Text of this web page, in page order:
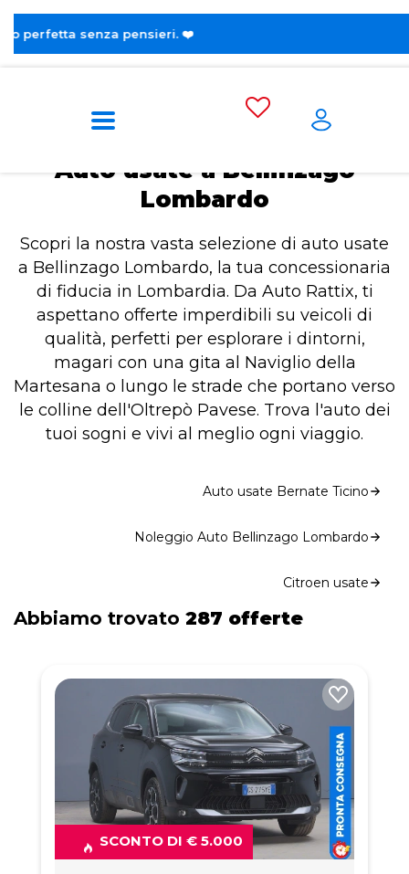
Home Auto usate a Bellinzago Lombardo
Auto usate a Bellinzago
Lombardo
Scopri la nostra vasta selezione di auto usate
a Bellinzago Lombardo, la tua concessionaria
di fiducia in Lombardia. Da Auto Rattix, ti
aspettano offerte imperdibili su veicoli di
qualità, perfetti per esplorare i dintorni,
magari con una gita al Naviglio della
Martesana o lungo le strade che portano verso
le colline dell'Oltrepò Pavese. Trova l'auto dei
tuoi sogni e vivi al meglio ogni viaggio.
Auto usate Bernate Ticino
Noleggio Auto Bellinzago Lombardo
Citroen usate
Abbiamo trovato 287 offerte
SCONTO DI € 5.000